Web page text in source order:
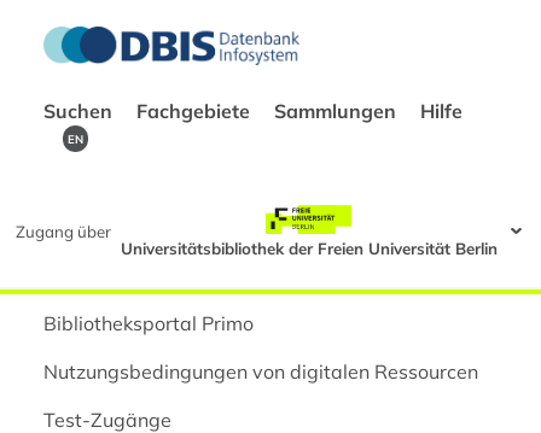
Suchen Fachgebiete Sammlungen Hilfe
EN
Zugang über
Universitätsbibliothek der Freien Universität Berlin
Bibliotheksportal Primo
Nutzungsbedingungen von digitalen Ressourcen
Test-Zugänge